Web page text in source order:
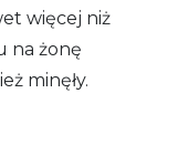
więcej niż
na żonę
minęły.